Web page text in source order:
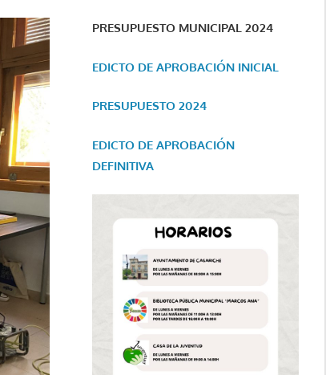
PRESUPUESTO MUNICIPAL 2024
EDICTO DE APROBACIÓN INICIAL
PRESUPUESTO 2024
EDICTO DE APROBACIÓN
DEFINITIVA